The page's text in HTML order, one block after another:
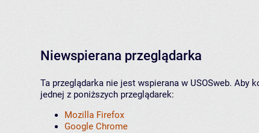
Niewspierana przeglądarka
Ta przeglądarka nie jest wspierana w USOSweb. Aby
jednej z poniższych przeglądarek:
Mozilla Firefox
Google Chrome